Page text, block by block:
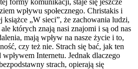
wpływu społecznego. Christakis i
„W sieci”, że zachowania ludzi,
których znają nasi znajomi i są od nas
mają wpływ na nasze życie i to,
czy też nie. Strach się bać, jak ten
Internetu. Jednak dlaczego
strach, opierają się